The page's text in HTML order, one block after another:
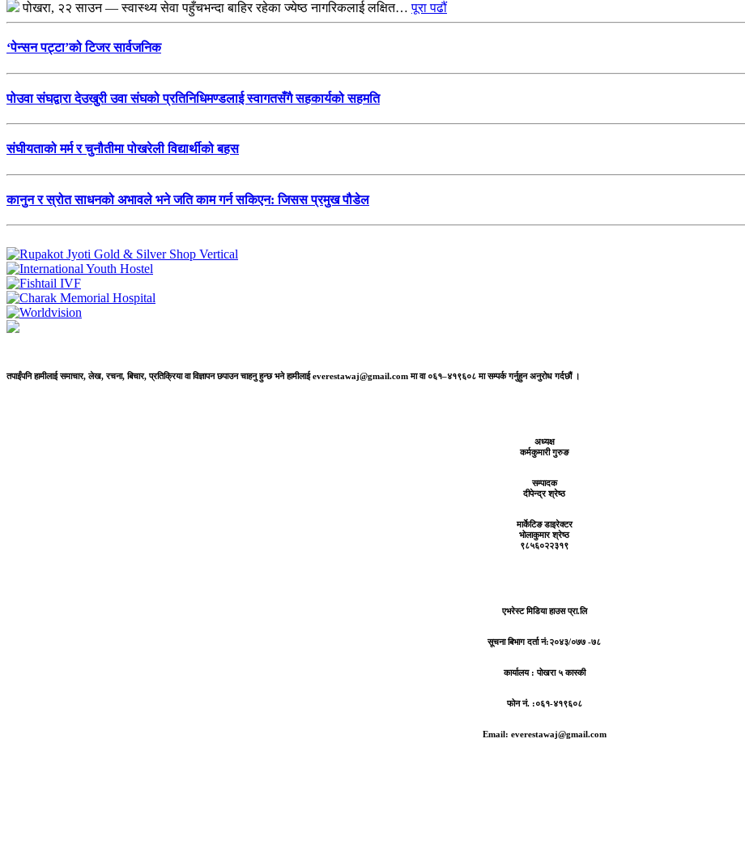
पोखरा, २२ साउन — स्वास्थ्य सेवा पहुँचभन्दा बाहिर रहेका ज्येष्ठ नागरिकलाई लक्षित…पूरा पढौं
‘पेन्सन पट्टा’को टिजर सार्वजनिक
पोउवा संघद्वारा देउखुरी उवा संघको प्रतिनिधिमण्डलाई स्वागतसँगै सहकार्यको सहमति
संघीयताको मर्म र चुनौतीमा पोखरेली विद्यार्थीको बहस
कानुन र स्रोत साधनको अभावले भने जति काम गर्न सकिएन: जिसस प्रमुख पौडेल
तपाईंपनि हामीलाई समाचार, लेख, रचना, बिचार, प्रतिक्रिया वा विज्ञापन छपाउन चाहनु हुन्छ भने हामीलाई everestawaj@gmail.com मा वा ०६१–४१९६०८ मा सम्पर्क गर्नुहुन अनुरोध गर्दछौं ।
अध्यक्ष
कर्मकुमारी गुरुङ
सम्पादक
दीपेन्द्र श्रेष्ठ
मार्केटिङ डाइरेक्टर
भोलाकुमार श्रेष्ठ
९८५६०२२३१९
एभरेस्ट मिडिया हाउस प्रा.लि
सूचना बिभाग दर्ता नं:२०४३/०७७ -७८
कार्यालय :पोखरा ५ कास्की
फोन नं. :०६१-४१९६०८
Email: everestawaj@gmail.com